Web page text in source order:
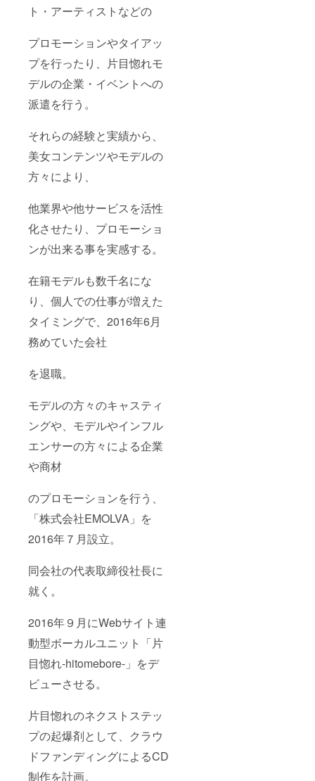
ト・アーティストなどの
プロモーションやタイアッ
プを行ったり、片目惚れモ
デルの企業・イベントへの
派遣を行う。
それらの経験と実績から、
美女コンテンツやモデルの
方々により、
他業界や他サービスを活性
化させたり、プロモーショ
ンが出来る事を実感する。
在籍モデルも数千名にな
り、個人での仕事が増えた
タイミングで、2016年6月
務めていた会社
を退職。
モデルの方々のキャスティ
ングや、モデルやインフル
エンサーの方々による企業
や商材
のプロモーションを行う、
「株式会社EMOLVA」を
2016年７月設立。
同会社の代表取締役社長に
就く。
2016年９月にWebサイト連
動型ボーカルユニット「片
目惚れ-hitomebore-」をデ
ビューさせる。
片目惚れのネクストステッ
プの起爆剤として、クラウ
ドファンディングによるCD
制作を計画。